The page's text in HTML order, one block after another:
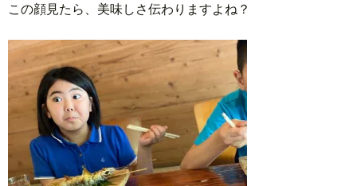
この顔見たら、美味しさ伝わりますよね？